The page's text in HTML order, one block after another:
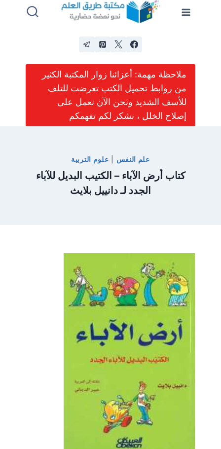
ملاحظة مهمة: أعزائنا زوار المكتبة الكثير
من روابط تحميل الكتب تعرضت للتلف
للأسف الشديد ونحن الآن نعمل على
إصلاح الخلل ، نشكر لكم تفهمكم
علم النفس علوم التربية
كتاب أرض الآباء – الكتيب البديل للآباء
الجدد لـ دانييل بلايث